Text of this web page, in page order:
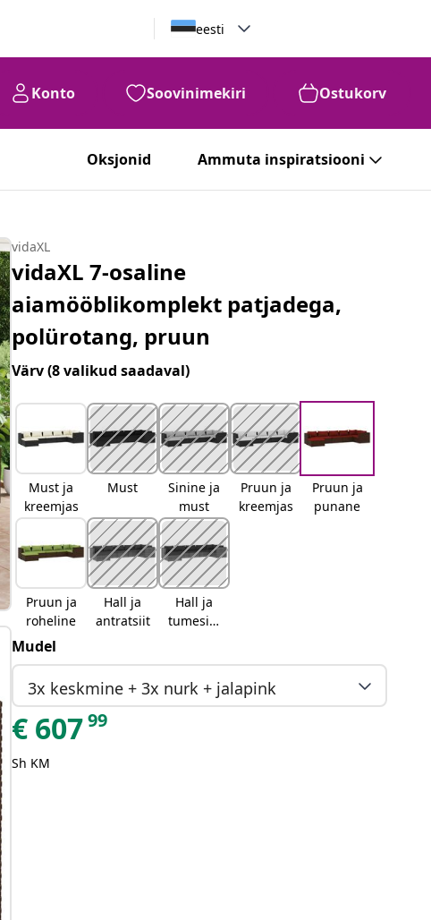
eesti
Konto Soovinimekiri Ostukorv
Oksjonid Ammuta inspiratsiooni
vidaXL
vidaXL 7-osaline
aiamööblikomplekt patjadega,
polürotang, pruun
Värv(8 valikud saadaval)
Must ja
kreemjas
Must
Sinine ja
must
Pruun ja
kreemjas
Pruun ja
punane
Pruun ja
roheline
Hall ja
antratsiit
Hall ja
tumesini
Mudel
3x keskmine + 3x nurk + jalapink
€ 60799
Sh KM